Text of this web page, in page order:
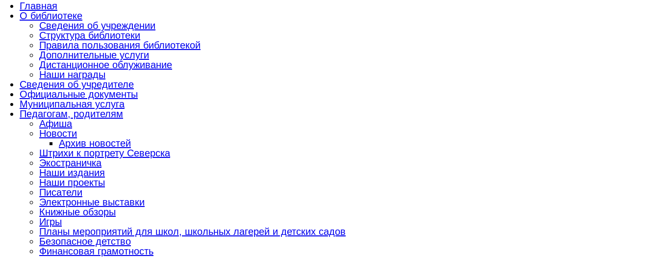
Главная
О библиотеке
Сведения об учреждении
Структура библиотеки
Правила пользования библиотекой
Дополнительные услуги
Дистанционное облуживание
Наши награды
Сведения об учредителе
Официальные документы
Муниципальная услуга
Педагогам, родителям
Афиша
Новости
Архив новостей
Штрихи к портрету Северска
Экостраничка
Наши издания
Наши проекты
Писатели
Электронные выставки
Книжные обзоры
Игры
Планы мероприятий для школ, школьных лагерей и детских садов
Безопасное детство
Финансовая грамотность